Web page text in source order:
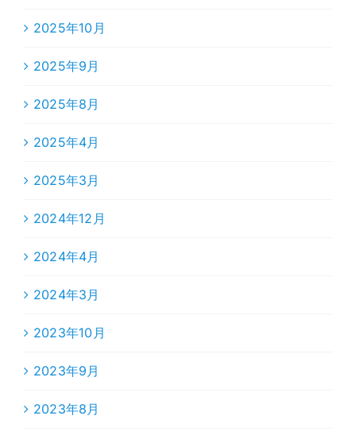
2025年10月
2025年9月
2025年8月
2025年4月
2025年3月
2024年12月
2024年4月
2024年3月
2023年10月
2023年9月
2023年8月